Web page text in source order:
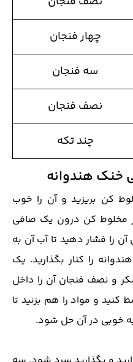
چهار فنجان
سه فنجان
نصف فنجان
چند تکه
خنک هندوانه
کن بریزید و آن را خوب
مخلوط کن درون یک صافی
آن را فشار دهید تا آب آن به
را کنار بگذارید. یک
و نصف فنجان آن را داخل
کنید و مواد را هم بزنید تا
خوبی در آن حل شود.